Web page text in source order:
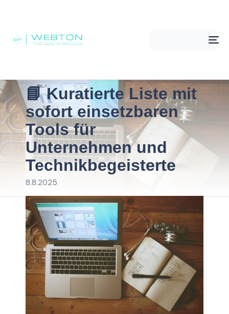
📘 Kuratierte Liste mit
sofort einsetzbaren
Tools für
Unternehmen und
Technikbegeisterte
8.8.2025